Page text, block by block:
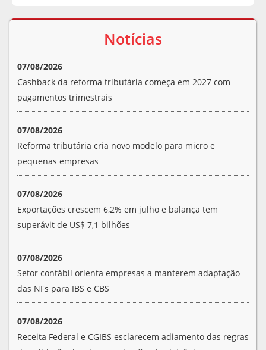
Notícias
07/08/2026
Cashback da reforma tributária começa em 2027 com
pagamentos trimestrais
07/08/2026
Reforma tributária cria novo modelo para micro e
pequenas empresas
07/08/2026
Exportações crescem 6,2% em julho e balança tem
superávit de US$ 7,1 bilhões
07/08/2026
Setor contábil orienta empresas a manterem adaptação
das NFs para IBS e CBS
07/08/2026
Receita Federal e CGIBS esclarecem adiamento das regras